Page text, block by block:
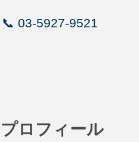
📞 03-5927-9521
プロフィール